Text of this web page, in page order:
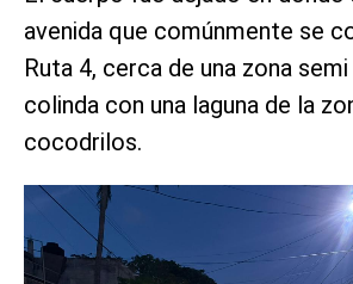
avenida que comúnmente se
Ruta 4, cerca de una zona
colinda con una laguna de la
cocodrilos.